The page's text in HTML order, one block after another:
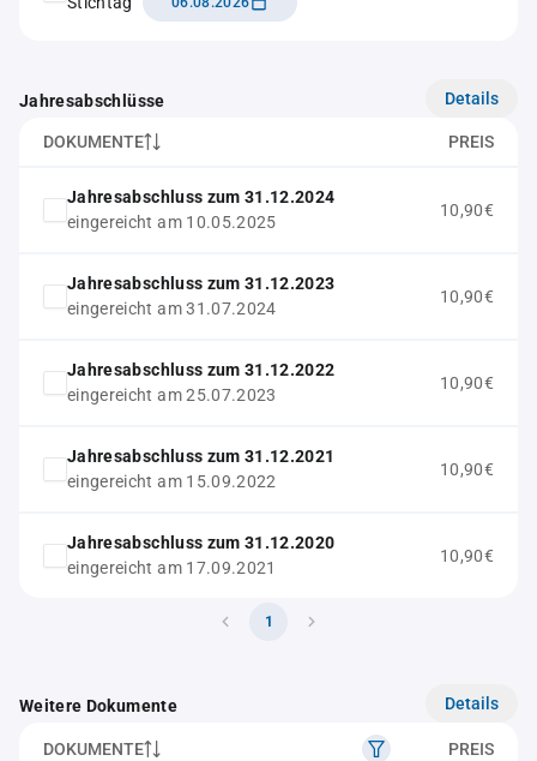
Jahresabschlüsse Details
DOKUMENTE PREIS
Jahresabschluss zum 31.12.2024
eingereicht am 10.05.2025
10,90€
Jahresabschluss zum 31.12.2023
eingereicht am 31.07.2024
10,90€
Jahresabschluss zum 31.12.2022
eingereicht am 25.07.2023
10,90€
Jahresabschluss zum 31.12.2021
eingereicht am 15.09.2022
10,90€
Jahresabschluss zum 31.12.2020
eingereicht am 17.09.2021
10,90€
1
Weitere Dokumente Details
DOKUMENTE PREIS